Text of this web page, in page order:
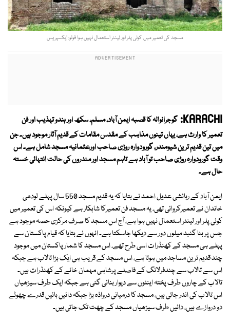
مسجد کی تعمیر میں کوئی پلر اور لینٹر استعمال نہیں ہوا فوٹو: ایکسپریس
KARACHI: گوجرانوالہ کا قصبہ ایمن آباد، مسلم، سکھ اور ہندو تہذیب اور فن
تعمیر کا وارث ہے، یہاں تینوں مذاہب کے مقدس مقامات کے قدیم آثار موجود ہیں۔ جن
میں تین قدیم ترین شیومندر، گورودوارہ روڑی صاحب اورعثمانیہ مسجد شامل ہے۔ اس
وقت گورودوارہ روڑی صاحب تو آباد ہے تاہم مسجد اور مندروں کی حالت انتہائی خستہ
حال ہے۔
ایمن آباد کے رہائشی عدیل احمد نے بتایا کہ یہ قدیم مسجد 550 سال پہلے لودھی
خاندان نے تعمیرکروائی تھی، یہ مسجد فن تعمیرکا شاہکار ہے کیونکہ اس کی تعمیر میں
کوئی پلر اور لینٹر استعمال نہیں ہوا ہے، آج اس مسجد کا صرف مرکزی حصہ موجود ہے
جس پر بنا گنبد میلوں دور سے دیکھا جاسکتا ہے۔ انہوں نے بتایا کہ قیام پاکستان سے
پہلے ہی مسجد کے کھنڈرات اسی طرح تھے، اس مسجد کا شمار پاکستان میں موجود
چند قدیم ترین مساجد میں ہوتا ہے، اس مسجد کے قریب ہی ایک بڑا تالاب ہے جبکہ
اس سے تالاب سے چندفرلانگ کے فاصلے پرشاہی مہمان خانے کے کھنڈرات ہیں۔
تالاب کے چاروں طرف پختہ اینٹوں سے دیوار بنائی گئی ہے جبکہ ایک طرف سیڑھیاں
اس تالاب کی اندر جاتی ہیں، مسجد کا درمیانی درواذہ بڑا جبکہ دائیں بائیں قدرے چھوٹے
دو دروازے ہیں، دائیں طرف سیڑھیاں مسجد کے چھت تک جاتی ہیں۔